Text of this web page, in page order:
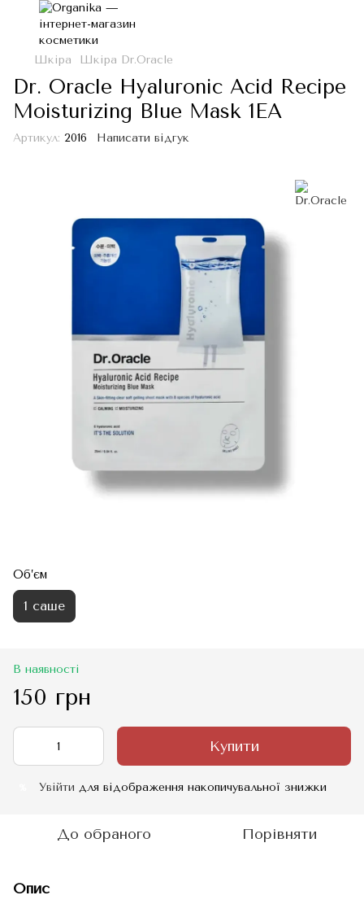
Шкіра Шкіра Dr.Oracle
Dr. Oracle Hyaluronic Acid Recipe
Moisturizing Blue Mask 1EA
Артикул: 2016 Написати відгук
Об’єм
1 саше
В наявності
150 грн
Купити
Увійти для відображення накопичувальної знижки
До обраного Порівняти
Опис